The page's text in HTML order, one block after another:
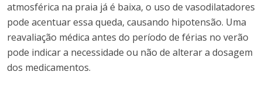
atmosférica na praia já é baixa, o uso de vasodilatadores
pode acentuar essa queda, causando hipotensão. Uma
reavaliação médica antes do período de férias no verão
pode indicar a necessidade ou não de alterar a dosagem
dos medicamentos.